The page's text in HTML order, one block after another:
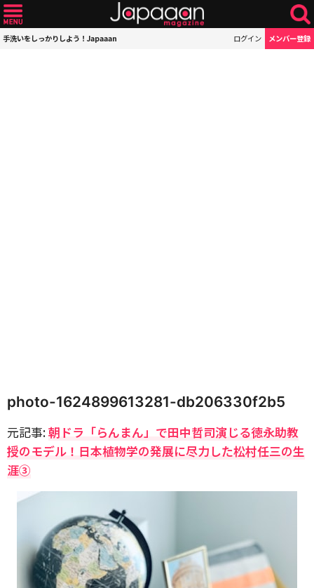
手洗いをしっかりしよう！Japaaan ログイン メンバー登録
photo-1624899613281-db206330f2b5
元記事:朝ドラ「らんまん」で田中哲司演じる徳永助教
授のモデル！日本植物学の発展に尽力した松村任三の生
涯③